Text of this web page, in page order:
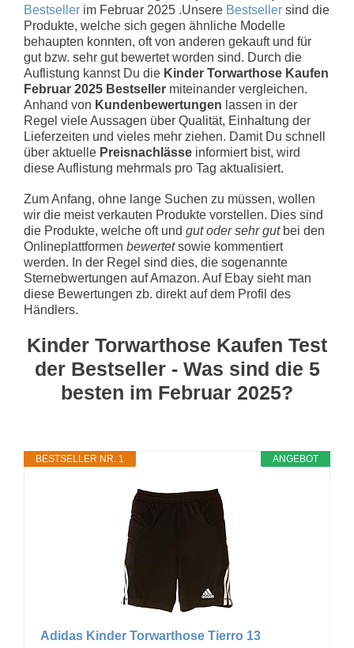
Bestseller im Februar 2025 .Unsere Bestseller sind die
Produkte, welche sich gegen ähnliche Modelle
behaupten konnten, oft von anderen gekauft und für
gut bzw. sehr gut bewertet worden sind. Durch die
Auflistung kannst Du die Kinder Torwarthose Kaufen
Februar 2025 Bestseller miteinander vergleichen.
Anhand von Kundenbewertungen lassen in der
Regel viele Aussagen über Qualität, Einhaltung der
Lieferzeiten und vieles mehr ziehen. Damit Du schnell
über aktuelle Preisnachlässe informiert bist, wird
diese Auflistung mehrmals pro Tag aktualisiert.
Zum Anfang, ohne lange Suchen zu müssen, wollen
wir die meist verkauten Produkte vorstellen. Dies sind
die Produkte, welche oft und gut oder sehr gutbei den
Onlineplattformen bewertetsowie kommentiert
werden. In der Regel sind dies, die sogenannte
Sternebwertungen auf Amazon. Auf Ebay sieht man
diese Bewertungen zb. direkt auf dem Profil des
Händlers.
Kinder Torwarthose Kaufen Test
der Bestseller - Was sind die 5
besten im Februar 2025?
ANGEBOT
BESTSELLER NR. 1
Adidas Kinder Torwarthose Tierro 13